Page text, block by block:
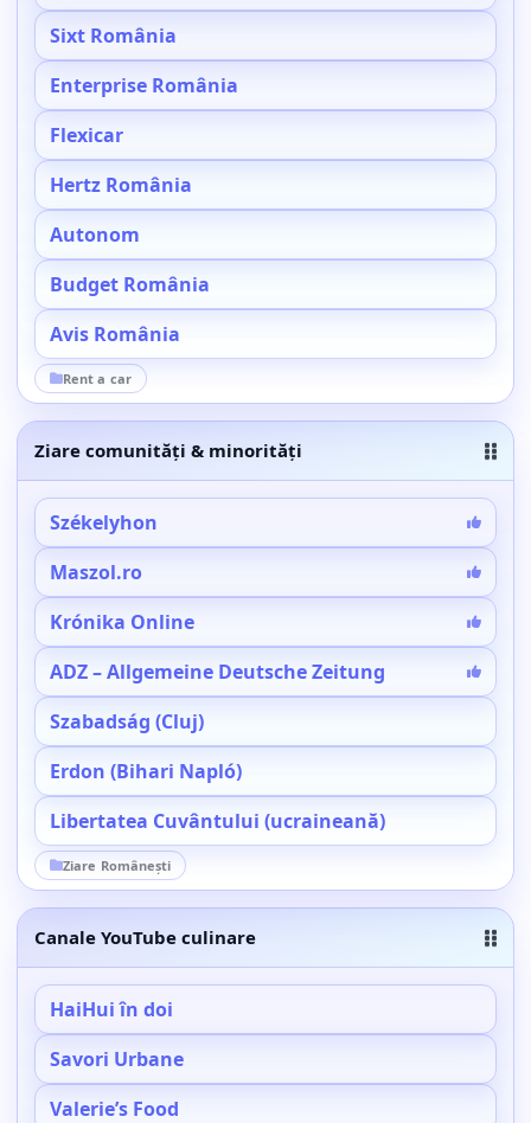
Sixt România
Enterprise România
Flexicar
Hertz România
Autonom
Budget România
Avis România
Rent a car
Ziare comunități & minorități
Székelyhon
Maszol.ro
Krónika Online
ADZ – Allgemeine Deutsche Zeitung
Szabadság (Cluj)
Erdon (Bihari Napló)
Libertatea Cuvântului (ucraineană)
Ziare Românești
Canale YouTube culinare
HaiHui în doi
Savori Urbane
Valerie’s Food